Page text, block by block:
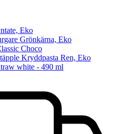
Eko
Grönkärna, Eko
Choco
Kryddpasta Ren, Eko
white - 490 ml